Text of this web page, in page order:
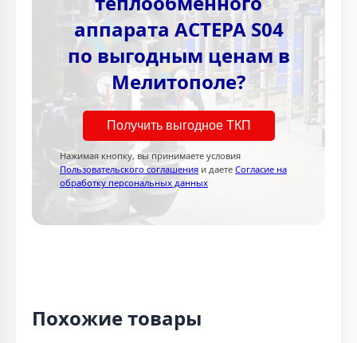
аппарата АСТЕРА S04
по выгодным ценам в
Мелитополе?
Получить выгодное ТКП
Нажимая кнопку, вы принимаете условия
Пользовательского соглашения и даете Согласие на
обработку персональных данных
Похожие товары